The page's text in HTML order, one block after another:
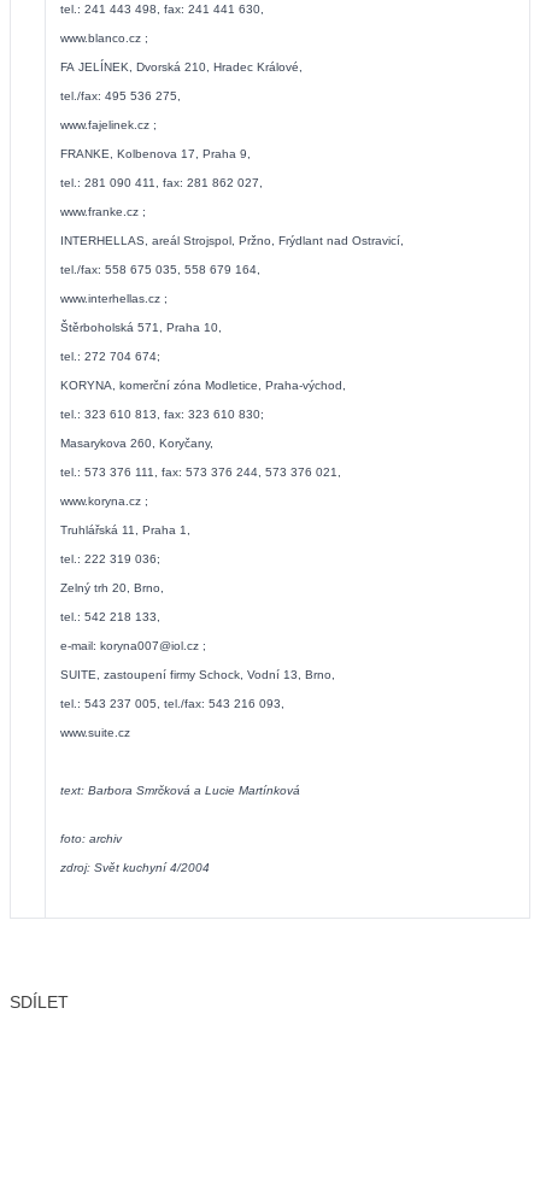
tel.: 241 443 498, fax: 241 441 630,
www.blanco.cz ;
FA JELÍNEK, Dvorská 210, Hradec Králové,
tel./fax: 495 536 275,
www.fajelinek.cz ;
FRANKE, Kolbenova 17, Praha 9,
tel.: 281 090 411, fax: 281 862 027,
www.franke.cz ;
INTERHELLAS, areál Strojspol, Pržno, Frýdlant nad Ostravicí,
tel./fax: 558 675 035, 558 679 164,
www.interhellas.cz ;
Štěrboholská 571, Praha 10,
tel.: 272 704 674;
KORYNA, komerční zóna Modletice, Praha-východ,
tel.: 323 610 813, fax: 323 610 830;
Masarykova 260, Koryčany,
tel.: 573 376 111, fax: 573 376 244, 573 376 021,
www.koryna.cz ;
Truhlářská 11, Praha 1,
tel.: 222 319 036;
Zelný trh 20, Brno,
tel.: 542 218 133,
e-mail: koryna007@iol.cz ;
SUITE, zastoupení firmy Schock, Vodní 13, Brno,
tel.: 543 237 005, tel./fax: 543 216 093,
www.suite.cz
text: Barbora Smrčková a Lucie Martínková
foto: archiv
zdroj: Svět kuchyní 4/2004
SDÍLET